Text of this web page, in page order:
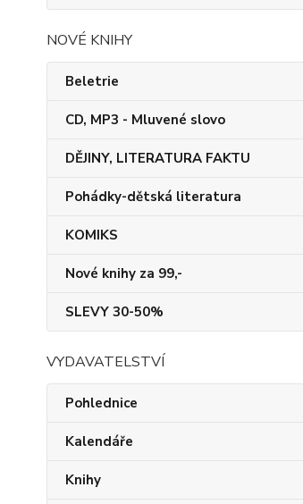
NOVÉ KNIHY
Beletrie
CD, MP3 - Mluvené slovo
DĚJINY, LITERATURA FAKTU
Pohádky-dětská literatura
KOMIKS
Nové knihy za 99,-
SLEVY 30-50%
VYDAVATELSTVÍ
Pohlednice
Kalendáře
Knihy